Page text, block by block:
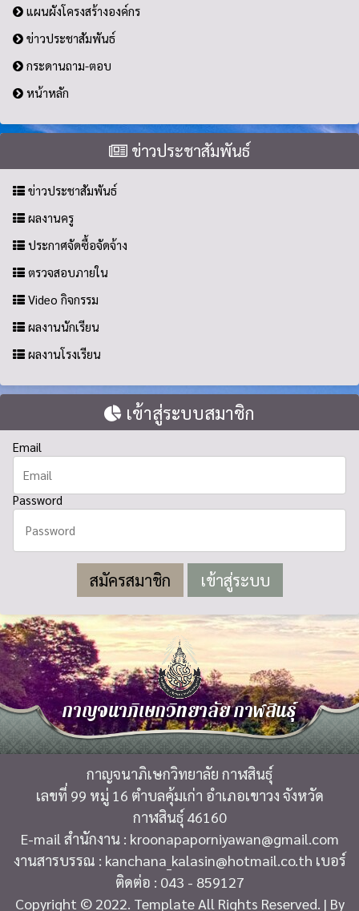
แผนผังโครงสร้างองค์กร
ข่าวประชาสัมพันธ์
กระดานถาม-ตอบ
หน้าหลัก
ข่าวประชาสัมพันธ์
ข่าวประชาสัมพันธ์
ผลงานครู
ประกาศจัดซื้อจัดจ้าง
ตรวจสอบภายใน
Video กิจกรรม
ผลงานนักเรียน
ผลงานโรงเรียน
เข้าสู่ระบบสมาชิก
Email
Password
สมัครสมาชิก
กาญจนาภิเษกวิทยาลัย กาฬสินธุ์
กาญจนาภิเษกวิทยาลัย กาฬสินธุ์
เลขที่ 99 หมู่ 16 ตำบลคุ้มเก่า อำเภอเขาวง จังหวัด
กาฬสินธุ์ 46160
E-mail สำนักงาน : kroonapaporniyawan@gmail.com
งานสารบรรณ : kanchana_kalasin@hotmail.co.th เบอร์
ติดต่อ : 043 - 859127
Copyright © 2022. Template All Rights Reserved. | By